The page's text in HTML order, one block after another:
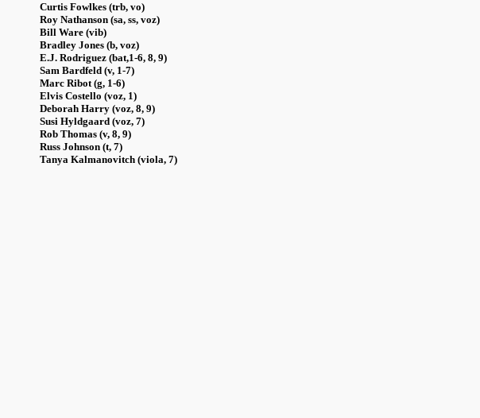
Curtis Fowlkes (trb, vo)
Roy Nathanson (sa, ss, voz)
Bill Ware (vib)
Bradley Jones (b, voz)
E.J. Rodriguez (bat,1-6, 8, 9)
Sam Bardfeld (v, 1-7)
Marc Ribot (g, 1-6)
Elvis Costello (voz, 1)
Deborah Harry (voz, 8, 9)
Susi Hyldgaard (voz, 7)
Rob Thomas (v, 8, 9)
Russ Johnson (t, 7)
Tanya Kalmanovitch (viola, 7)